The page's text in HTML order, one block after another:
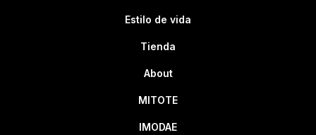
Estilo de vida
Tienda
About
MITOTE
IMODAE